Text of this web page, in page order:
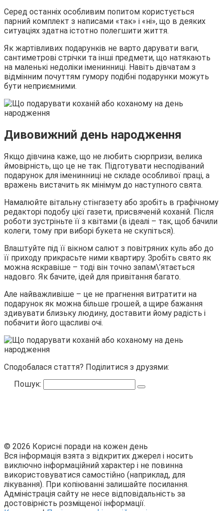
Серед останніх особливим попитом користується
парний комплект з написами «так» і «ні», що в деяких
ситуаціях здатна істотно полегшити життя.
Як жартівливих подарунків не варто дарувати ваги,
сантиметрові стрічки та інші предмети, що натякають
на маленькі недоліки іменинниці. Навіть дівчатам з
відмінним почуттям гумору подібні подарунки можуть
бути неприємними.
Дивовижний день народження
Якщо дівчина каже, що не любить сюрпризи, велика
ймовірність, що це не так. Підготувати несподіваний
подарунок для іменинниці не складе особливої праці, а
вражень вистачить як мінімум до наступного свята.
Намалюйте вітальну стінгазету або зробіть в графічному
редакторі подобу цієї газети, присвяченій коханій. Після
роботи зустріньте її з квітами (в ідеалі – так, щоб бачили
колеги, тому при виборі букета не скупіться).
Влаштуйте під її вікном салют з повітряних куль або до
її приходу прикрасьте ними квартиру. Зробіть свято як
можна яскравіше – тоді він точно запам\’ятається
надовго. Як бачите, ідей для привітання багато.
Але найважливіше – це не прагнення витратити на
подарунок як можна більше грошей, а щире бажання
здивувати близьку людину, доставити йому радість і
побачити його щасливі очі.
Сподобалася стаття? Поділитися з друзями:
Пошук:
© 2026 Корисні поради на кожен день
Вся інформація взята з відкритих джерел і носить
виключно інформаційний характер і не повинна
використовуватися самостійно (наприклад, для
лікування). При копіюванні залишайте посилання.
Адміністрація сайту не несе відповідальність за
достовірність розміщеної інформації.